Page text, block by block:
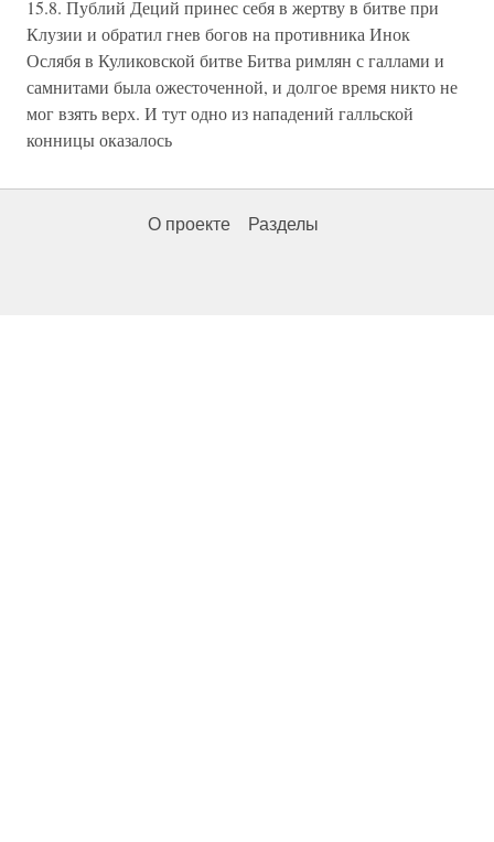
15.8. Публий Деций принес себя в жертву в битве при
Клузии и обратил гнев богов на противника Инок
Ослябя в Куликовской битве Битва римлян с галлами и
самнитами была ожесточенной, и долгое время никто не
мог взять верх. И тут одно из нападений галльской
конницы оказалось
О проекте Разделы